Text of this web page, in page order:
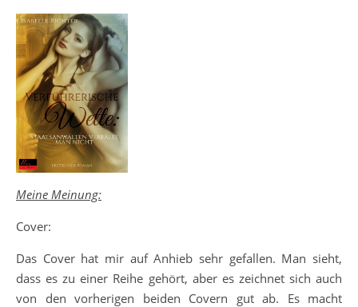
Meine Meinung:
Cover:
Das Cover hat mir auf Anhieb sehr gefallen. Man sieht,
dass es zu einer Reihe gehört, aber es zeichnet sich auch
von den vorherigen beiden Covern gut ab. Es macht